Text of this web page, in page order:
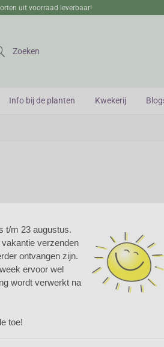
uit voorraad leverbaar!
Zoeken
Info bij de planten Kwekerij
die het goed doen in een natuurlijke
ook verdragen. Voor praktisch elke
zich goed thuis voelt kan hij gaan
t/m 23 augustus.
verzenden
ontvangen zijn.
ervoor wel
wordt verwerkt na
toe!